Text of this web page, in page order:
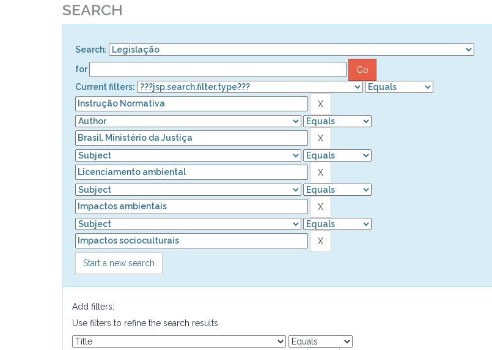
SEARCH
Search:
for
Current filters:
Start a new search
Add filters:
Use filters to refine the search results.